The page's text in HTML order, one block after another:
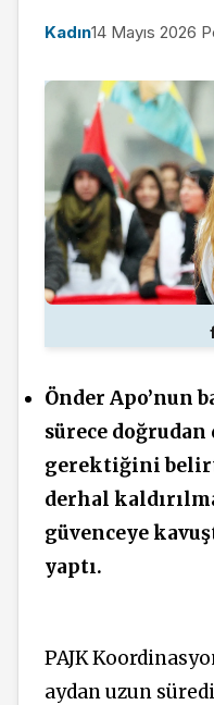
Kadın14 Mayıs 2026
Önder Apo’nun
sürece
gerektiğini
derhal
güvenceye
yaptı.
PAJK
aydan uzun